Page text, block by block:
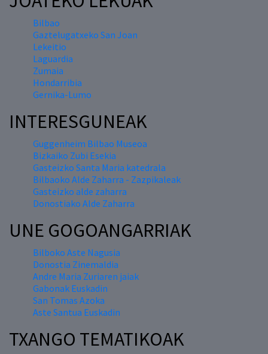
Bilbao
Gaztelugatxeko San Joan
Lekeitio
Laguardia
Zumaia
Hondarribia
Gernika-Lumo
INTERESGUNEAK
Guggenheim Bilbao Museoa
Bizkaiko Zubi Esekia
Gasteizko Santa Maria katedrala
Bilbaoko Alde Zaharra - Zazpikaleak
Gasteizko alde zaharra
Donostiako Alde Zaharra
UNE GOGOANGARRIAK
Bilboko Aste Nagusia
Donostia Zinemaldia
Andre Maria Zuriaren jaiak
Gabonak Euskadin
San Tomas Azoka
Aste Santua Euskadin
TXANGO TEMATIKOAK